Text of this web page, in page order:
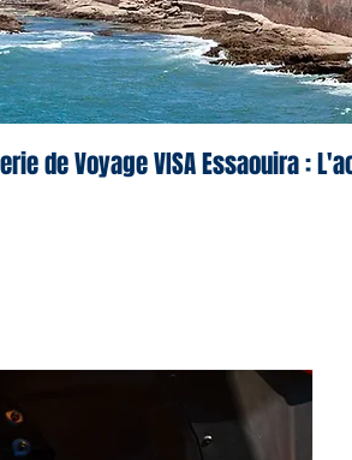
de Voyage VISA Essaouira :